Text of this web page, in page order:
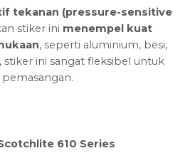
tekanan (pressure-sensitive
stiker ini menempel kuat
, seperti aluminium, besi,
stiker ini sangat fleksibel untuk
610 Series